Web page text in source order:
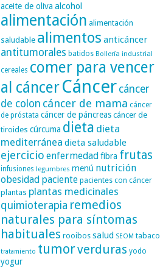
aceite de oliva alcohol
alimentación alimentación
saludable alimentos anticáncer
antitumorales batidos Bollería industrial
cereales comer para vencer
al cáncerCáncer cáncer
de colon cáncer de mama cáncer
de próstata cáncer de páncreascáncer de
tiroides cúrcuma dieta dieta
mediterránea dieta saludable
ejercicio enfermedadfibra frutas
infusiones legumbres menú nutrición
obesidad paciente pacientes con cáncer
plantas plantas medicinales
quimioterapia remedios
naturales para síntomas
habituales rooibos salud SEOM tabaco
tratamiento tumorverduras yodo
yogur